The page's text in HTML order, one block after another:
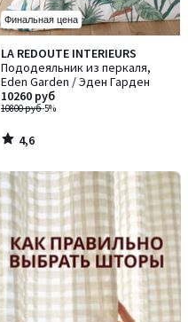
Финальная цена
LA REDOUTE INTERIEURS
Пододеяльник из перкаля,
Eden Garden / Эден Гарден
10800 руб-5%
10260 руб
4,6
/ 5
4,6
/